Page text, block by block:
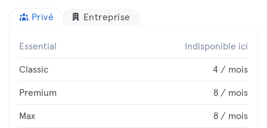
Privé Entreprise
Essential Indisponible ici
Classic 4 / mois
Premium 8 / mois
Max 8 / mois